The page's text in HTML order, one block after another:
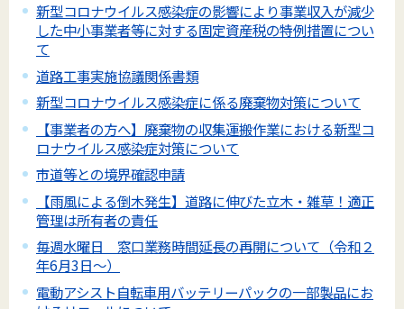
新型コロナウイルス感染症の影響により事業収入が減少
した中小事業者等に対する固定資産税の特例措置につい
て
道路工事実施協議関係書類
新型コロナウイルス感染症に係る廃棄物対策について
【事業者の方へ】廃棄物の収集運搬作業における新型コ
ロナウイルス感染症対策について
市道等との境界確認申請
【雨風による倒木発生】道路に伸びた立木・雑草！適正
管理は所有者の責任
毎週水曜日 窓口業務時間延長の再開について（令和２
年6月3日～）
電動アシスト自転車用バッテリーパックの一部製品にお